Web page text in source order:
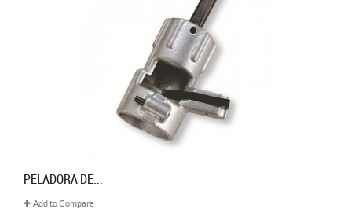
PELADORA DE...
Add to Compare